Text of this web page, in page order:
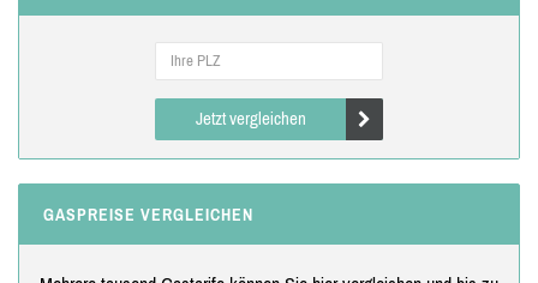
Jetzt vergleichen
GASPREISE VERGLEICHEN